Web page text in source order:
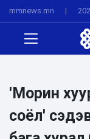
mmnews.mn |
'Морин
соёл'